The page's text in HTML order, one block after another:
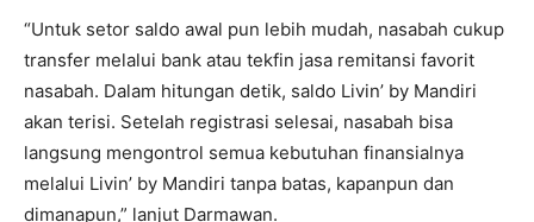
“Untuk setor saldo awal pun lebih mudah, nasabah cukup
transfer melalui bank atau tekfin jasa remitansi favorit
nasabah. Dalam hitungan detik, saldo Livin’ by Mandiri
akan terisi. Setelah registrasi selesai, nasabah bisa
langsung mengontrol semua kebutuhan finansialnya
melalui Livin’ by Mandiri tanpa batas, kapanpun dan
dimanapun,” lanjut Darmawan.